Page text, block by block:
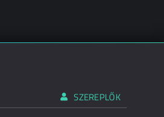
SZEREPLŐK